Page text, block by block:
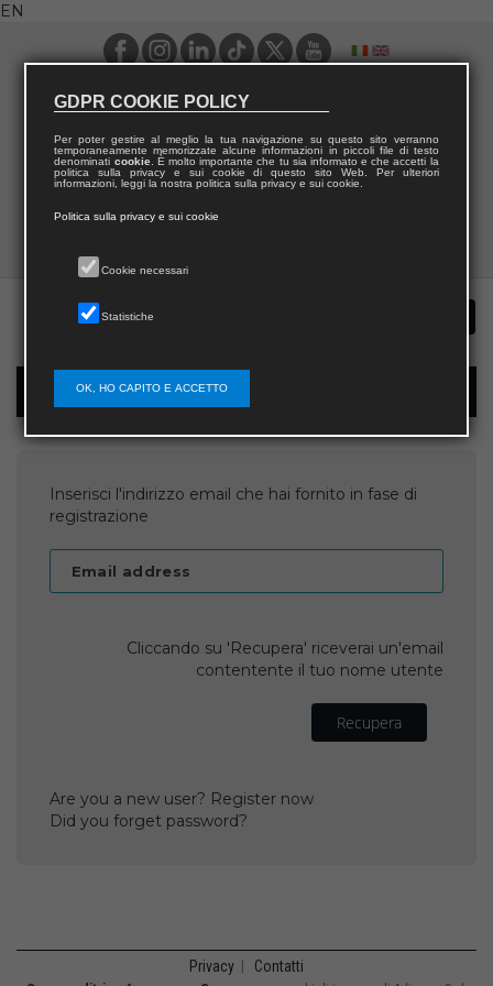
EN
Username recovery
Inserisci l'indirizzo email che hai fornito in fase di
registrazione
Email address
Cliccando su 'Recupera' riceverai un'email
contentente il tuo nome utente
Recupera
Are you a new user? Register now
Did you forget password?
Privacy Contatti
GDPR COOKIE POLICY
Per poter gestire al meglio la tua navigazione su questo sito verranno
temporaneamente memorizzate alcune informazioni in piccoli file di testo
denominati cookie. È molto importante che tu sia informato e che accetti la
politica sulla privacy e sui cookie di questo sito Web. Per ulteriori
informazioni, leggi la nostra politica sulla privacy e sui cookie.
Politica sulla privacy e sui cookie
Cookie necessari
Statistiche
OK, HO CAPITO E ACCETTO